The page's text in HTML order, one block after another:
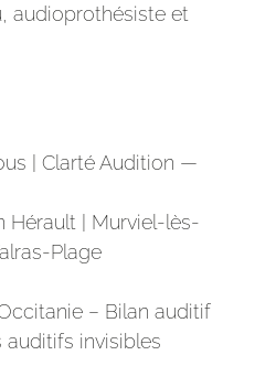
audioprothésiste et
| Clarté Audition —
Hérault | Murviel-lès-
Plage
– Bilan auditif
invisibles